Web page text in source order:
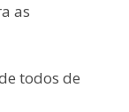
as
todos de